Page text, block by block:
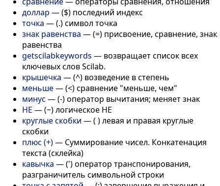
доллар —($) последний индекс
точка —(.) символ точка
знак равенства —(=) присвоение, сравнение, знак
равенства
getscilabkeywords — возвращает список всех
ключевых слов Scilab.
крышечка —(^) возведение в степень
меньше—(<) сравнение "меньше, чем"
минус —(-) оператор вычитания; меняет знак
НЕ —(~) логическое НЕ
круглые скобки —( ) левая и правая круглые
скобки
плюс (+)— Суммирование чисел. Конкатенация
текста (склейка)
кавычка —(') оператор транспонирования,
разграничитель символьной строки